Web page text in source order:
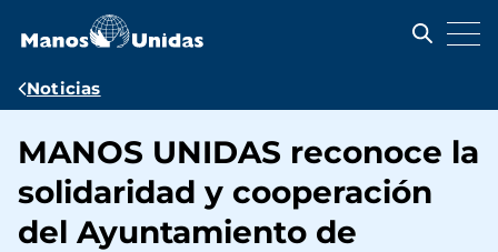
contenido
Ruta
navegación
Noticias
MANOS UNIDAS reconoce la
solidaridad y cooperación
del Ayuntamiento de